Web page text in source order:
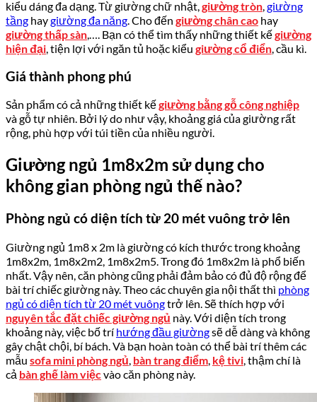
kiểu dáng đa dạng. Từ giường chữ nhật, giường tròn giường
tầng haygiường đa năng . Cho đến giường chân cao hay
giường thấp sàn ,…. Bạn có thể tìm thấy những thiết kếgiường
hiện đại , tiện lợi với ngăn tủ hoặc kiểu giường cổ điển , cầu kì.
Giá thành phong phú
Sản phẩm có cả những thiết kếgiường bằng gỗ công nghiệp
và gỗ tự nhiên. Bởi lý do như vậy, khoảng giá của giường rất
rộng, phù hợp với túi tiền của nhiều người.
Giường ngủ 1m8x2m sử dụng cho
không gian phòng ngủ thế nào?
Phòng ngủ có diện tích từ 20 mét vuông trở lên
Giường ngủ 1m8 x 2m là giường có kích thước trong khoảng
1m8x2m, 1m8x2m2, 1m8x2m5. Trong đó 1m8x2m là phổ biến
nhất. Vậy nên, căn phòng cũng phải đảm bảo có đủ độ rộng để
bài trí chiếc giường này. Theo các chuyên gia nội thất thì phòng
ngủ có diện tích từ 20 mét vuôngtrở lên. Sẽ thích hợp với
nguyên tắc đặt chiếc giường ngủ này. Với diện tích trong
khoảng này, việc bố trí hướng đầu giườngsẽ dễ dàng và không
gây chật chội, bí bách. Và bạn hoàn toàn có thể bài trí thêm các
mẫu sofa mini phòng ngủ bàn trang điểm kệ tivi , thậm chí là
cả bàn ghế làm việcvào căn phòng này.